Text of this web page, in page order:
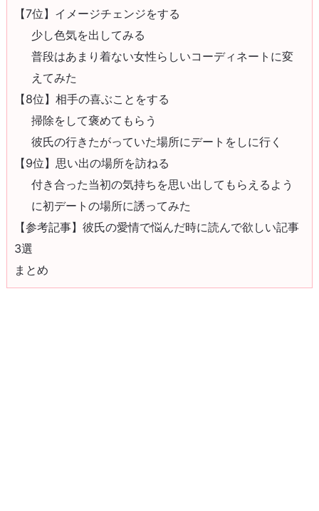
【7位】イメージチェンジをする
少し色気を出してみる
普段はあまり着ない女性らしいコーディネートに変
えてみた
【8位】相手の喜ぶことをする
掃除をして褒めてもらう
彼氏の行きたがっていた場所にデートをしに行く
【9位】思い出の場所を訪ねる
付き合った当初の気持ちを思い出してもらえるよう
に初デートの場所に誘ってみた
【参考記事】彼氏の愛情で悩んだ時に読んで欲しい記事
3選
まとめ